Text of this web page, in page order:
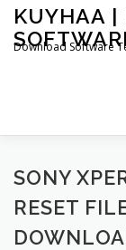
Skip
content
KUYHAA |
Download Software
HOME
OTHER PAGES
SONY
RESET